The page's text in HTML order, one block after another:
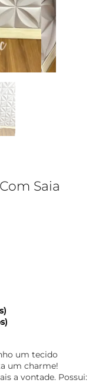
Saia
um tecido
um charme!
a vontade. Possui: